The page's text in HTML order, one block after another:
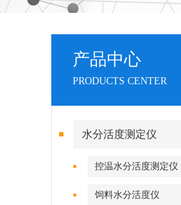
产品中心
PRODUCTS CENTER
水分活度测定仪
控温水分活度测定仪
饲料水分活度仪